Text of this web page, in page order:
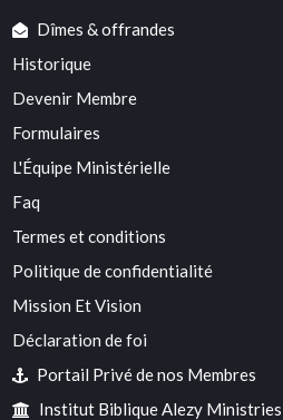
Dîmes & offrandes
Historique
Devenir Membre
Formulaires
L'Équipe Ministérielle
Faq
Termes et conditions
Politique de confidentialité
Mission Et Vision
Déclaration de foi
Portail Privé de nos Membres
Institut Biblique Alezy Ministries